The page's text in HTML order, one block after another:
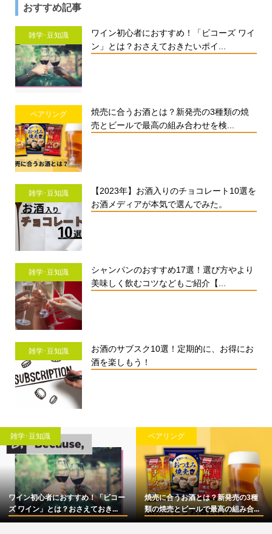
おすすめ記事
雑学･豆知識
ワイン初心者におすすめ！「ビコーズ ワイ
ン」とは？おさえておきたいポイ...
ペアリング
焼売に合うお酒とは？新発売の3種類の焼
売とビールで最高の組み合わせを検...
雑学･豆知識
【2023年】お酒入りのチョコレート10選を
お酒メディアが本気で選んでみた。
雑学･豆知識
シャンパンのおすすめ17選！選び方やより
美味しく飲むコツなどもご紹介【...
雑学･豆知識
お酒のサブスク10選！定期的に、お得にお
酒を楽しもう！
雑学･豆知識
ワイン初心者におすすめ！「ビコー
ズ ワイン」とは？おさえておき...
ペアリング
焼売に合うお酒とは？新発売の3種
類の焼売とビールで最高の組み合...